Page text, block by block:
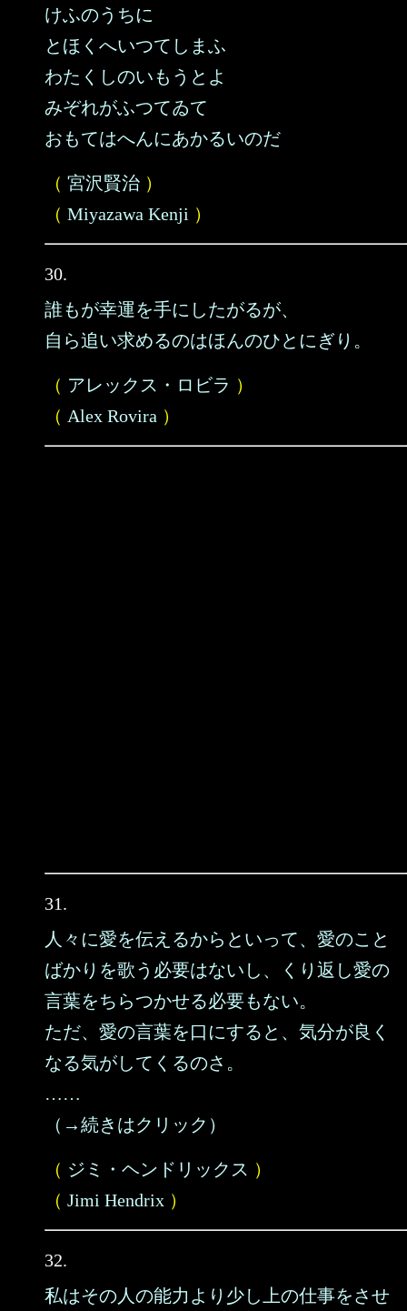
けふのうちに
とほくへいつてしまふ
わたくしのいもうとよ
みぞれがふつてゐて
おもてはへんにあかるいのだ
（ 宮沢賢治 ）
（ Miyazawa Kenji ）
30.
誰もが幸運を手にしたがるが、
自ら追い求めるのはほんのひとにぎり。
（ アレックス・ロビラ ）
（ Alex Rovira ）
31.
人々に愛を伝えるからといって、愛のこと
ばかりを歌う必要はないし、くり返し愛の
言葉をちらつかせる必要もない。
ただ、愛の言葉を口にすると、気分が良く
なる気がしてくるのさ。
……
（→続きはクリック）
（ ジミ・ヘンドリックス ）
（ Jimi Hendrix ）
32.
私はその人の能力より少し上の仕事をさせ